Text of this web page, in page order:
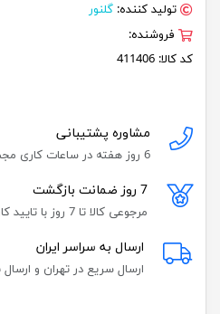
تولید کننده: گلنور
فروشنده:
کد کالا: 411406
مشاوره پشتیبانی
6 روز هفته در ساعات کاری مجموعه
7 روز ضمانت بازگشت
مرجوعی کالا تا 7 روز با تایید کارشناس فنی مجموعه
ارسال به سراسر ایران
ارسال سریع در تهران و